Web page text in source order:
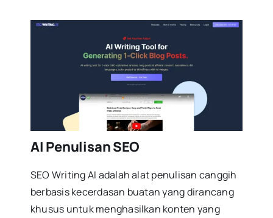
AI Penulisan SEO
SEO Writing AI adalah alat penulisan canggih
berbasis kecerdasan buatan yang dirancang
khusus untuk menghasilkan konten yang